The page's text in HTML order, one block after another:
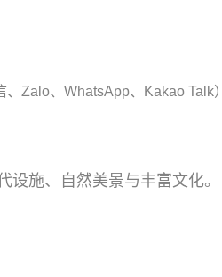
Zalo、WhatsApp、Kakao Talk）
施、自然美景与丰富文化。